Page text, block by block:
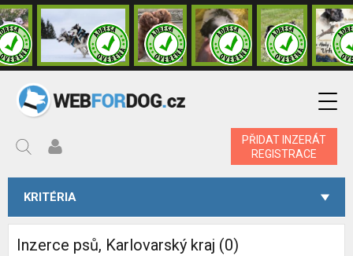
PŘIDAT INZERÁT
REGISTRACE
KRITÉRIA
Inzerce psů, Karlovarský kraj (0)